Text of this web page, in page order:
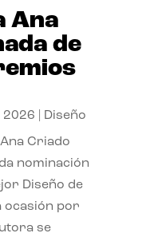
Ana
de
2026 Diseño
Criado
nominación
Diseño de
ocasión por
se